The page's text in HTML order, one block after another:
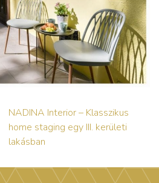
NADINA Interior – Klasszikus
home staging egy III. kerületi
lakásban